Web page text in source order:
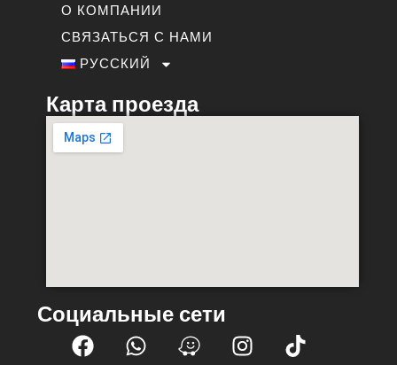
О КОМПАНИИ
СВЯЗАТЬСЯ С НАМИ
РУССКИЙ
Карта проезда
Социальные сети